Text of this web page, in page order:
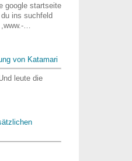
google startseite
ins suchfeld
…
von Katamari
leute die